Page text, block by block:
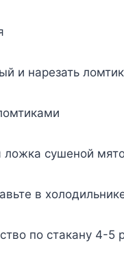
и нарезать
ложка сушеной
в
по стакану 4-5